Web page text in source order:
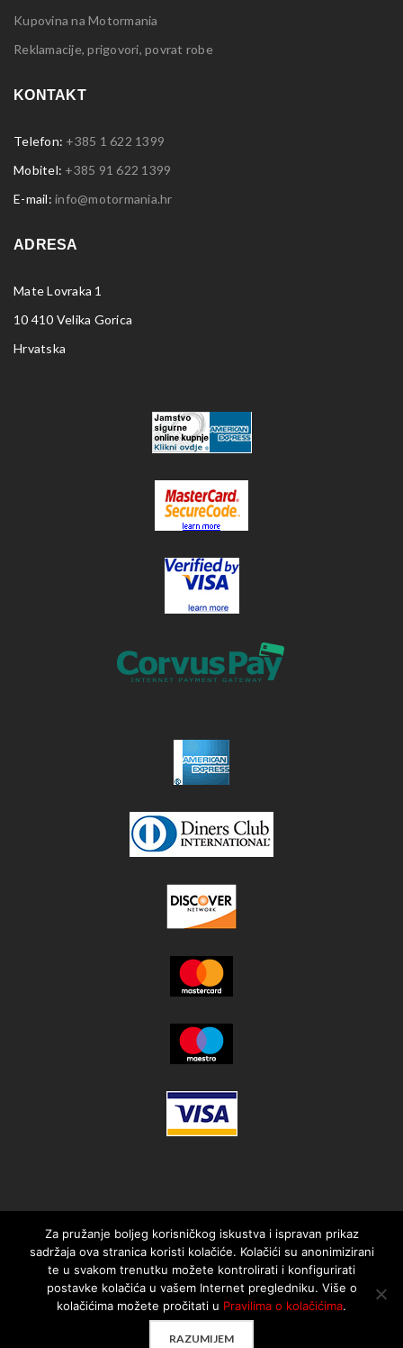
Kupovina na Motormania
Reklamacije, prigovori, povrat robe
KONTAKT
Telefon: +385 1 622 1399
Mobitel: +385 91 622 1399
E-mail: info@motormania.hr
ADRESA
Mate Lovraka 1
10 410 Velika Gorica
Hrvatska
© 2021. MotorMania | Sva prava pridržana | Pravila korištenja
Za pružanje boljeg korisničkog iskustva i ispravan prikaz
sadržaja ova stranica koristi kolačiće. Kolačići su anonimizirani
te u svakom trenutku možete kontrolirati i konfigurirati
postavke kolačića u vašem Internet pregledniku. Više o
kolačićima možete pročitati u Pravilima o kolačićima.
RAZUMIJEM